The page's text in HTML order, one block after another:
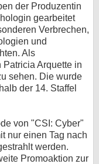
der Produzentin
gearbeitet
Verbrechen,
und
Als
Arquette in
sehen. Die wurde
der 14. Staffel
von "CSI: Cyber"
nur einen Tag nach
werden.
Promoaktion zur